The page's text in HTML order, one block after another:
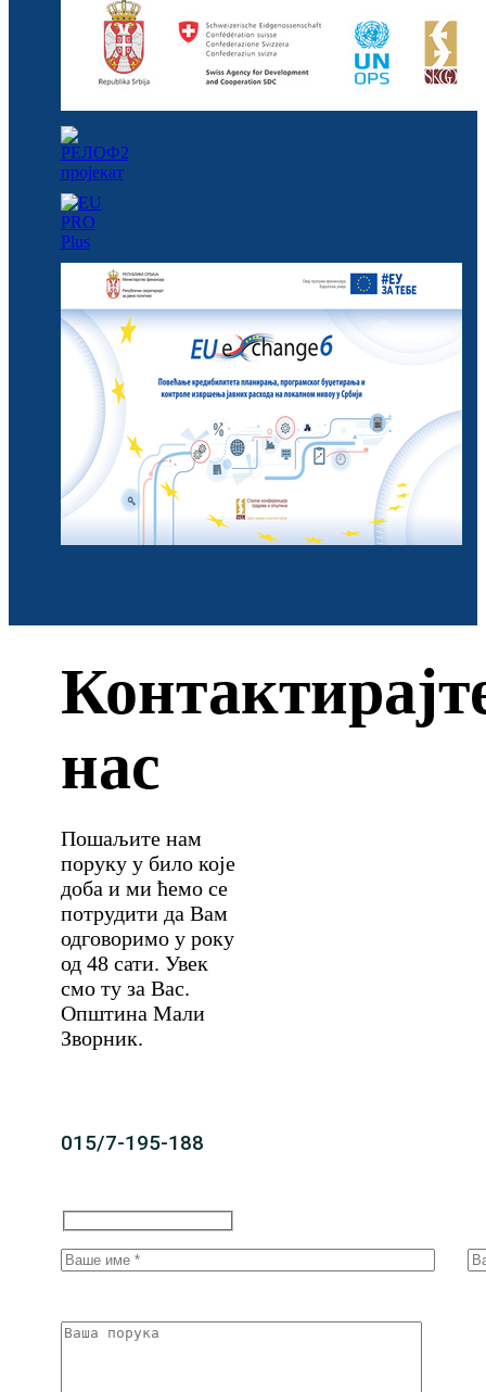
нас
Пошаљите нам
поруку у било које
доба и ми ћемо се
потрудити да Вам
одговоримо у року
од 48 сати. Увек
смо ту за Вас.
Општина Мали
Зворник.
015/7-195-188